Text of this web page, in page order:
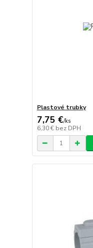
Plastové trubky
7,75 €/ks
6,30 € bez DPH